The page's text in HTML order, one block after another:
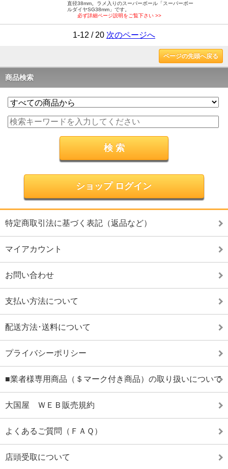
直径38mm。ラメ入りのスーパーボール「スーパーボー
ルダイヤSG38mm」です。
必ず詳細ページ説明をご覧下さい >>
1-12 / 20 次のページへ
ページの先頭へ戻る
商品検索
ショップ ログイン
特定商取引法に基づく表記（返品など）
マイアカウント
お問い合わせ
支払い方法について
配送方法･送料について
プライバシーポリシー
■業者様専用商品（＄マーク付き商品）の取り扱いについて
大国屋 ＷＥＢ販売規約
よくあるご質問（ＦＡＱ）
店頭受取について